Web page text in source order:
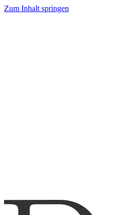
Zum Inhalt springen